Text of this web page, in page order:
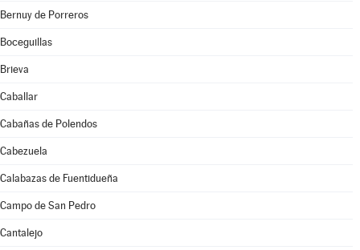
Bernuy de Porreros
Boceguillas
Brieva
Caballar
Cabañas de Polendos
Cabezuela
Calabazas de Fuentidueña
Campo de San Pedro
Cantalejo